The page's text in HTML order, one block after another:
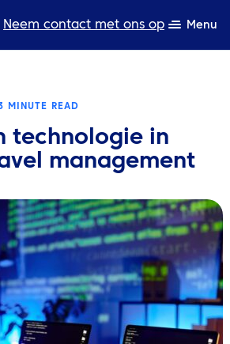
Neem contact met ons op Menu
MINUTE READ
technologie in
management